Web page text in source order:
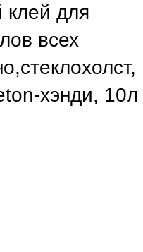
клей для
всех
хэнди, 10л